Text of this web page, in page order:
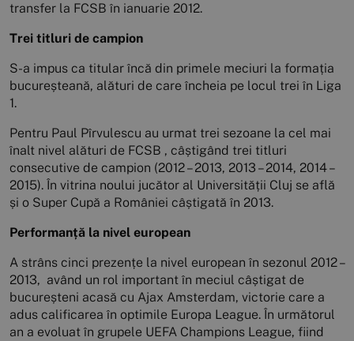
transfer la FCSB în ianuarie 2012.
Trei titluri de campion
S-a impus ca titular încă din primele meciuri la formația
bucureșteană, alături de care încheia pe locul trei în Liga
1.
Pentru Paul Pîrvulescu au urmat trei sezoane la cel mai
înalt nivel alături de FCSB , câștigând trei titluri
consecutive de campion (2012 – 2013, 2013 – 2014, 2014 –
2015). În vitrina noului jucător al Universității Cluj se află
și o Super Cupă a României câștigată în 2013.
Performanță la nivel european
A strâns cinci prezențe la nivel european în sezonul 2012 –
2013, având un rol important în meciul câștigat de
bucureșteni acasă cu Ajax Amsterdam, victorie care a
adus calificarea în optimile Europa League. În următorul
an a evoluat în grupele UEFA Champions League, fiind